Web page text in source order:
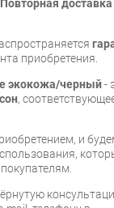
Повторная доставка
приобретения.
экокожа/черный-
,
и